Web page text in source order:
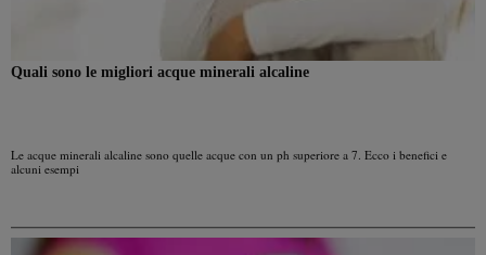
Quali sono le migliori acque minerali alcaline
Le acque minerali alcaline sono quelle acque con un ph superiore a 7. Ecco i benefici e
alcuni esempi